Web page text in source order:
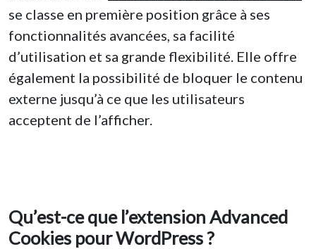
se classe en première position grâce à ses
fonctionnalités avancées, sa facilité
d’utilisation et sa grande flexibilité. Elle offre
également la possibilité de bloquer le contenu
externe jusqu’à ce que les utilisateurs
acceptent de l’afficher.
Qu’est-ce que l’extension Advanced
Cookies pour WordPress ?